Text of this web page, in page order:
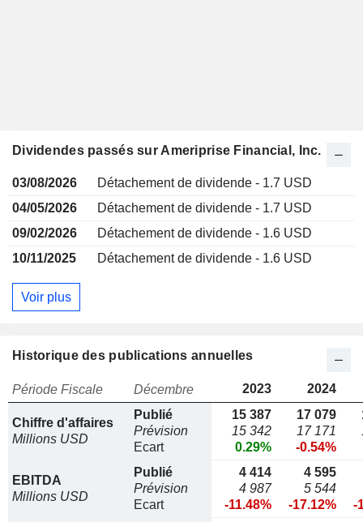
Dividendes passés sur Ameriprise Financial, Inc.
03/08/2026
Détachement de dividende - 1.7 USD
04/05/2026
Détachement de dividende - 1.7 USD
09/02/2026
Détachement de dividende - 1.6 USD
10/11/2025
Détachement de dividende - 1.6 USD
Voir plus
Historique des publications annuelles
Période Fiscale Décembre 2023 2024
Chiffre d'affaires
Millions USD
Publié
Prévision
Ecart
15 387
15 342
0.29%
17 079
17 171
-0.54%
EBITDA
Millions USD
Publié
Prévision
Ecart
4 414
4 987
-11.48%
4 595
5 544
-17.12%
-